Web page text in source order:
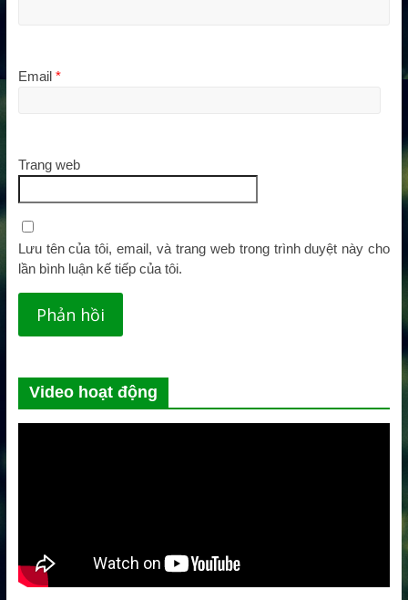
Email *
Trang web
Lưu tên của tôi, email, và trang web trong trình duyệt này cho
lần bình luận kế tiếp của tôi.
Video hoạt động